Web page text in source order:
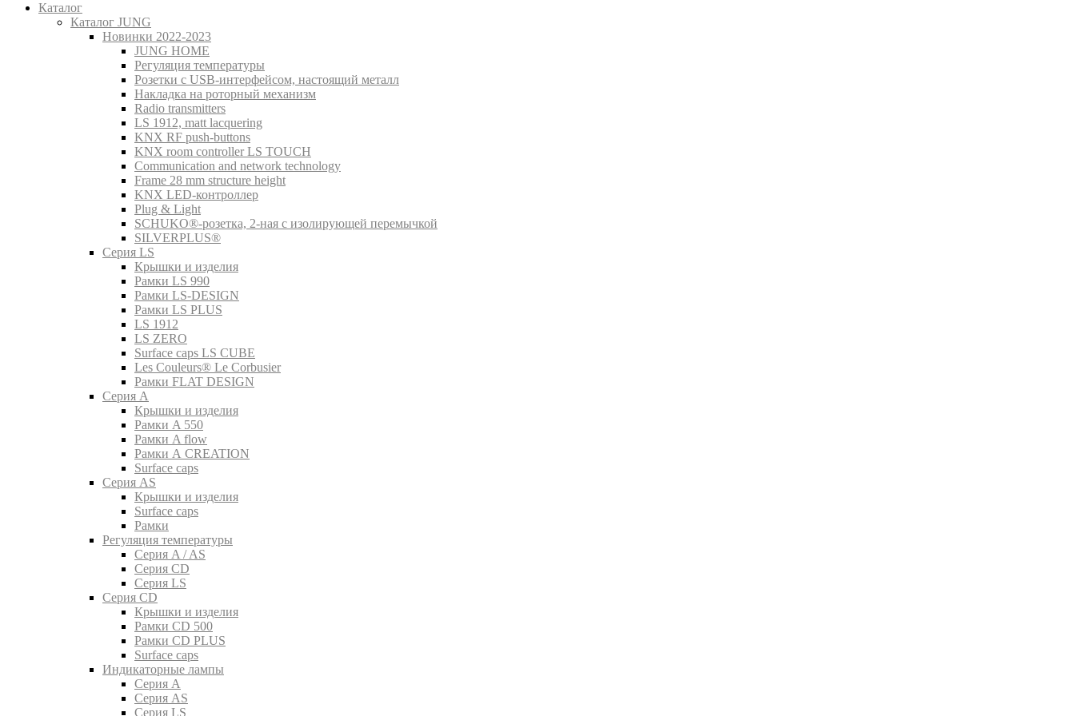
Каталог
Каталог JUNG
Новинки 2022-2023
JUNG HOME
Регуляция температуры
Розетки с USB-интерфейсом, настоящий металл
Накладка на роторный механизм
Radio transmitters
LS 1912, matt lacquering
KNX RF push-buttons
KNX room controller LS TOUCH
Communication and network technology
Frame 28 mm structure height
KNX LED-контроллер
Plug & Light
SCHUKO®-розетка, 2-ная с изолирующей перемычкой
SILVERPLUS®
Серия LS
Крышки и изделия
Рамки LS 990
Рамки LS-DESIGN
Рамки LS PLUS
LS 1912
LS ZERO
Surface caps LS CUBE
Les Couleurs® Le Corbusier
Рамки FLAT DESIGN
Серия A
Крышки и изделия
Рамки A 550
Рамки A flow
Рамки A CREATION
Surface caps
Серия AS
Крышки и изделия
Surface caps
Рамки
Регуляция температуры
Серия A / AS
Серия CD
Серия LS
Серия CD
Крышки и изделия
Рамки CD 500
Рамки CD PLUS
Surface caps
Индикаторные лампы
Серия A
Серия AS
Серия LS